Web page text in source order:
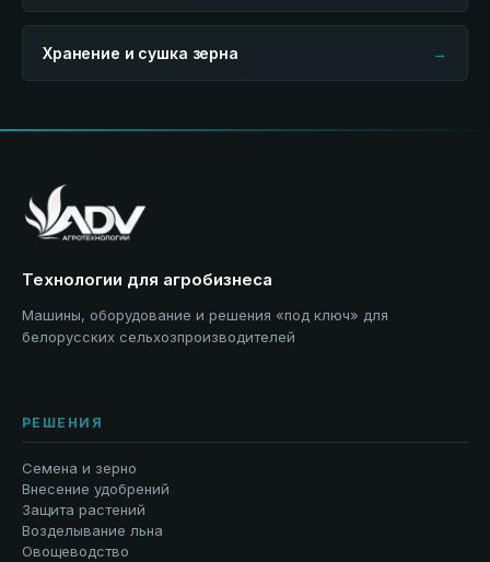
Хранение и сушка зерна →
Технологии для агробизнеса
Машины, оборудование и решения «под ключ» для
белорусских сельхозпроизводителей
РЕШЕНИЯ
Семена и зерно
Внесение удобрений
Защита растений
Возделывание льна
Овощеводство